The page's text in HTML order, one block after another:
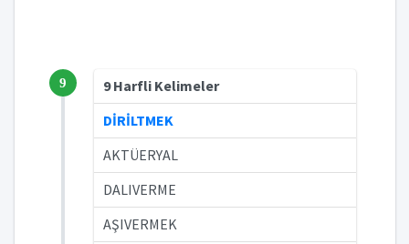
9
9 Harfli Kelimeler
DİRİLTMEK
AKTÜERYAL
DALIVERME
AŞIVERMEK